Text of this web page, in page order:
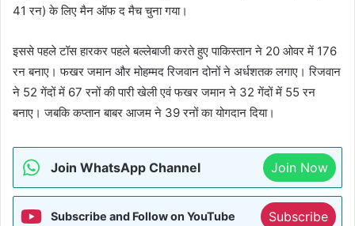
41 रन) के लिए मैन ऑफ द मैच चुना गया।
इससे पहले टॉस हारकर पहले बल्लेबाजी करते हुए पाकिस्तान ने 20 ओवर में 176
रन बनाए। फखर जमान और मोहम्मद रिजवान दोनों ने अर्धशतक लगाए। रिजवान
ने 52 गेंदों में 67 रनों की पारी खेली एवं फखर जमान ने 32 गेंदों में 55 रन
बनाए। जबकि कप्तान बाबर आजम ने 39 रनों का योगदान दिया।
Join WhatsApp Channel Join Now
Subscribe and Follow on YouTube Subscribe